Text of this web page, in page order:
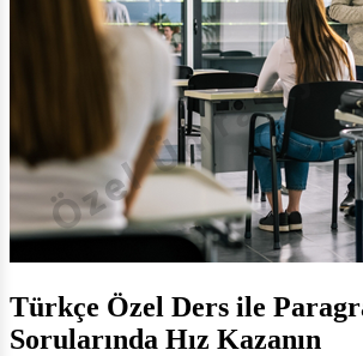
Türkçe Özel Ders ile
Sorularında Hız Kazanın